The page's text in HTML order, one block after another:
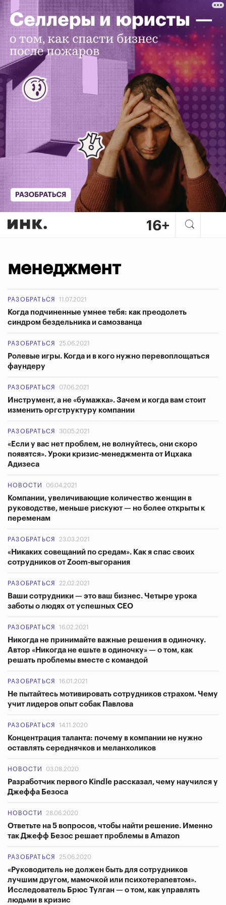
менеджмент
РАЗОБРАТЬСЯ 11.07.2021
Когда подчиненные умнее тебя: как преодолеть
синдром бездельника и самозванца
РАЗОБРАТЬСЯ 25.06.2021
Ролевые игры. Когда и в кого нужно перевоплощаться
фаундеру
РАЗОБРАТЬСЯ 07.06.2021
Инструмент, а не «бумажка». Зачем и когда вам стоит
изменить оргструктуру компании
РАЗОБРАТЬСЯ 30.05.2021
«Если у вас нет проблем, не волнуйтесь, они скоро
появятся». Уроки кризис-менеджмента от Ицхака
Адизеса
НОВОСТИ 06.04.2021
Компании, увеличивающие количество женщин в
руководстве, меньше рискуют — но более открыты к
переменам
РАЗОБРАТЬСЯ 23.03.2021
«Никаких совещаний по средам». Как я спас своих
сотрудников от Zoom-выгорания
РАЗОБРАТЬСЯ 22.02.2021
Ваши сотрудники — это ваш бизнес. Четыре урока
заботы о людях от успешных CEO
РАЗОБРАТЬСЯ 16.02.2021
Никогда не принимайте важные решения в одиночку.
Автор «Никогда не ешьте в одиночку» — о том, как
решать проблемы вместе с командой
РАЗОБРАТЬСЯ 16.01.2021
Не пытайтесь мотивировать сотрудников страхом. Чему
учит лидеров опыт собак Павлова
РАЗОБРАТЬСЯ 14.11.2020
Концентрация таланта: почему в компании не нужно
оставлять середнячков и меланхоликов
НОВОСТИ 03.08.2020
Разработчик первого Kindle рассказал, чему научился у
Джеффа Безоса
НОВОСТИ 28.06.2020
Ответьте на 5 вопросов, чтобы найти решение. Именно
так Джефф Безос решает проблемы в Amazon
РАЗОБРАТЬСЯ 25.06.2020
«Руководитель не должен быть для сотрудников
лучшим другом, мамочкой или психотерапевтом».
Исследователь Брюс Тулган — о том, как управлять
людьми в кризис